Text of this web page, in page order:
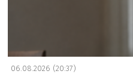
06.08.2026 (20:37)